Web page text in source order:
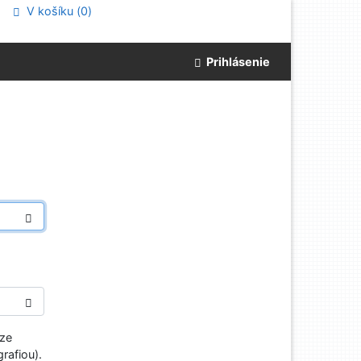
V košíku (0)
Prihlásenie